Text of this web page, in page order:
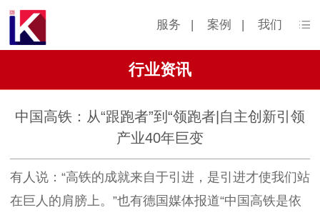
服务 | 案例 | 我们
行业资讯
中国高铁：从“跟跑者”到“领跑者|自主创新引领
产业40年巨变
有人说：“高铁的成就来自于引进，是引进才使我们站
在巨人的肩膀上。”也有德国媒体报道“中国高铁是依